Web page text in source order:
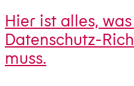
Hier ist alles,
Datenschutz-
muss.